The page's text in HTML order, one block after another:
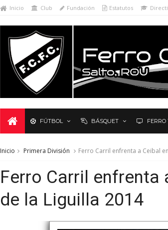
Inicio Club Fundación Estatutos
FÚTBOL BÁSQUET FERRO
Inicio Primera División Ferro Carril enfrenta a Ceibal
Ferro Carril enfrenta
de la Liguilla 2014